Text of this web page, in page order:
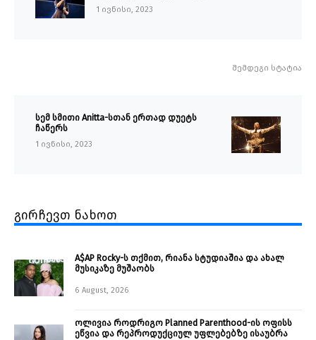
1 ივნისი, 2023
შემდეგი სტატია
სემ სმითი Anitta-სთან ერთად დუეტს
ჩაწერს
1 ივნისი, 2023
გირჩევთ ნახოთ
A$AP Rocky-ს თქმით, რიანა სტუდიაშია და ახალ
მუსიკაზე მუშაობს
6 August, 2026
ოლივია როდრიგო Planned Parenthood-ის ოფისს
ეწვია და რეპროდუქციულ უფლებებზე ისაუბრა